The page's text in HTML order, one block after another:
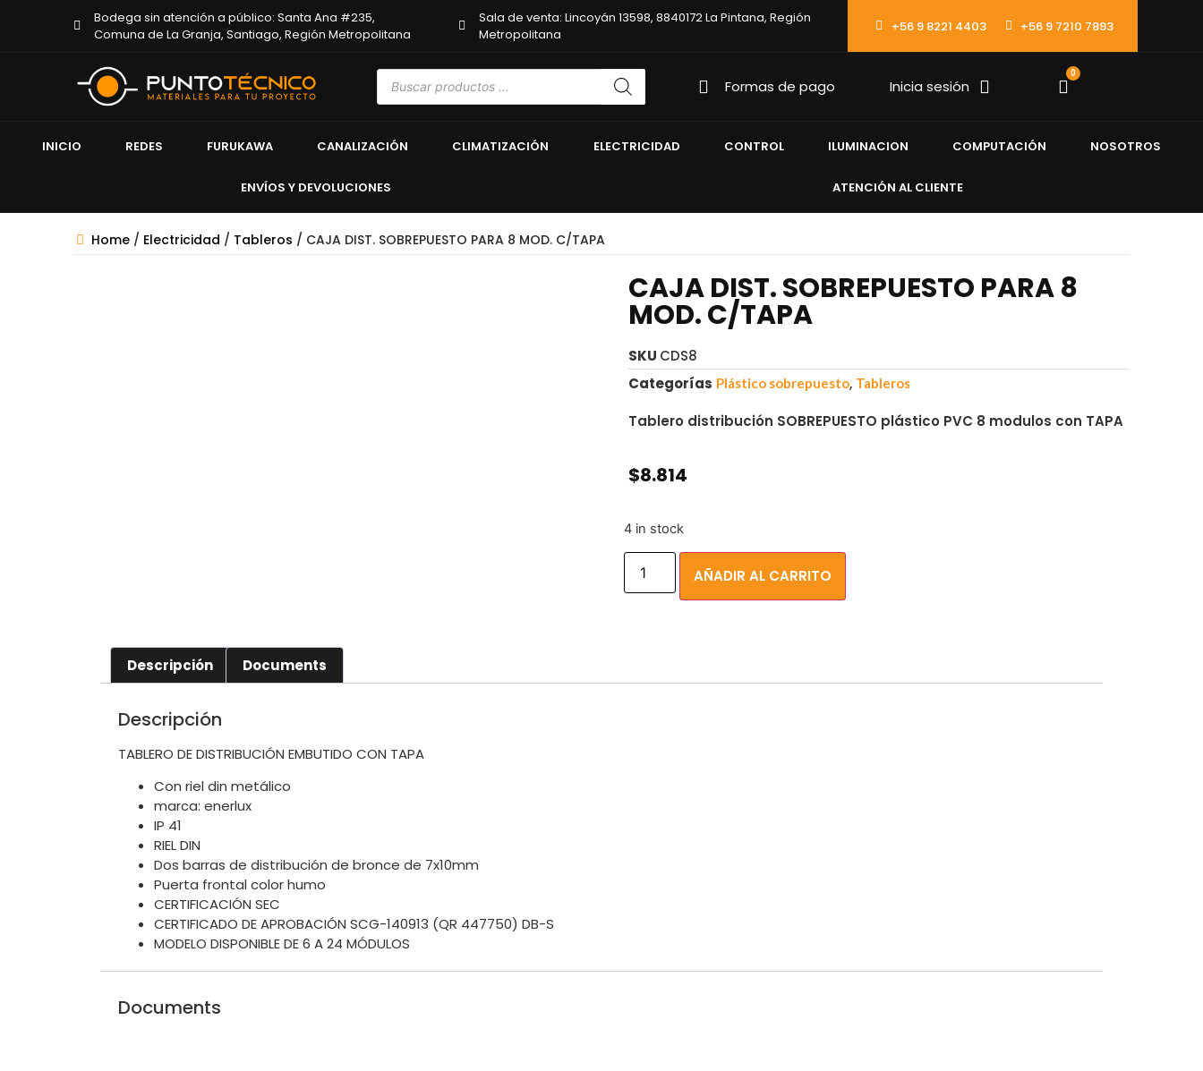
Bodega sin atención a público: Santa Ana #235,
Comuna de La Granja, Santiago, Región Metropolitana
Sala de venta: Lincoyán 13598, 8840172 La Pintana, Región
Metropolitana
+56 9 8221 4403 +56 9 7210 7893
Formas de pago Inicia sesión
0
INICIO REDES FURUKAWA CANALIZACIÓN CLIMATIZACIÓN ELECTRICIDAD CONTROL ILUMINACION COMPUTACIÓN NOSOTROS
ENVÍOS Y DEVOLUCIONES ATENCIÓN AL CLIENTE
Home / Electricidad / Tableros / CAJA DIST. SOBREPUESTO PARA 8 MOD. C/TAPA
CAJA DIST. SOBREPUESTO PARA 8
MOD. C/TAPA
SKU CDS8
Categorías Plástico sobrepuesto, Tableros
Tablero distribución SOBREPUESTO plástico PVC 8 modulos con TAPA
$8.814
4 in stock
AÑADIR AL CARRITO
Descripción Documents
Descripción
TABLERO DE DISTRIBUCIÓN EMBUTIDO CON TAPA
Con riel din metálico
marca: enerlux
IP 41
RIEL DIN
Dos barras de distribución de bronce de 7x10mm
Puerta frontal color humo
CERTIFICACIÓN SEC
CERTIFICADO DE APROBACIÓN SCG-140913 (QR 447750) DB-S
MODELO DISPONIBLE DE 6 A 24 MÓDULOS
Documents